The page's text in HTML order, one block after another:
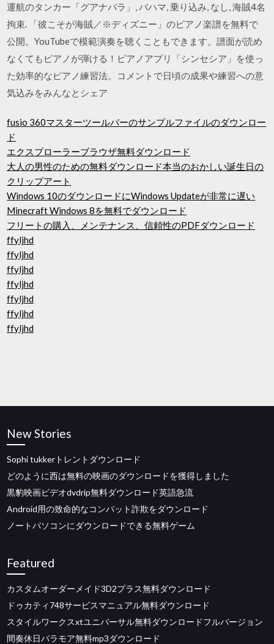
運航のタンカー「グアナバラ」, バハマ, 乗り込み, なし, 海賊4名
拘束. 「彼こそが海賊／※ディズニー」のピアノ楽譜を無料で
公開。YouTubeで模範演奏を聴くこともできます。譜面が読め
なくてもピアノが弾ける！ピアノアプリ「シンセシア」を使っ
た効率的なピアノ練習法。コメントで日頃の成果や練習への意
気込みをみんなとシェア
fusio 360マスターツールバーのサンプルファイルのダウンロー
ド
エクスプローラーブラウザ無料ダウンロード
大人の男性のための無料ダウンロード本当のおかしい誕生日の
クリップアート
Windows 10のダウンロードにWindows Updateが非常に遅い
Minecraft Windows 8を無料でダウンロード
フリートの購入、メンテナンス、信頼性のPDFダウンロード
ffyljhd
ffyljhd
ffyljhd
ffyljhd
ffyljhd
ffyljhd
ffyljhd
New Stories
Sophi tukkerトレントダウンロード
どのように西は無料の映画のダウンロードを獲得しました
黒豹映画ビデオdvdrip無料ダウンロード英語急流
Android用の致命的なコンバット詐欺をダウンロード
ノートパソコンにダウンロードできる無料ゲーム
Featured
カスタムオーダーメイド3D2プラス無料ダウンロード
ドゥカティ748サービスマニュアル無料ダウンロード
スタイルワークスxtユニバーサル無料ダウンロードフルバージョン
間奏休日パラモア無料mp3ダウンロード